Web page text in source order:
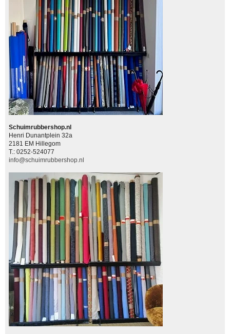
Schuimrubbershop.nl
Henri Dunantplein 32a
2181 EM Hillegom
T.: 0252-524077
info@schuimrubbershop.nl